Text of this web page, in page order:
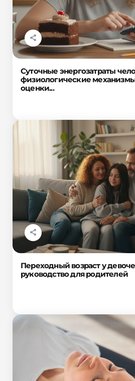
Суточные энергозатраты
физиологические
оценки...
Переходный возраст у
руководство для родителей